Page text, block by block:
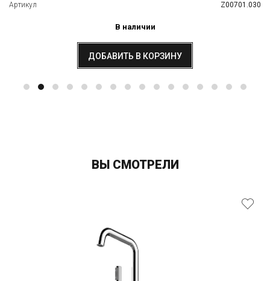
Артикул
Z00701.030
В наличии
ДОБАВИТЬ В КОРЗИНУ
ВЫ СМОТРЕЛИ